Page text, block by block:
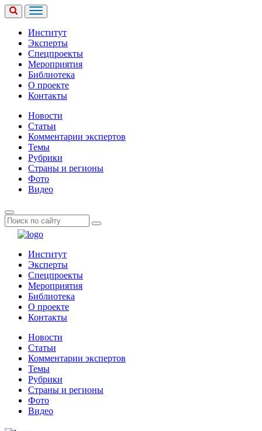
Институт
Эксперты
Спецпроекты
Мероприятия
Библиотека
О проекте
Контакты
Новости
Статьи
Комментарии экспертов
Темы
Рубрики
Страны и регионы
Фото
Видео
Институт
Эксперты
Спецпроекты
Мероприятия
Библиотека
О проекте
Контакты
Новости
Статьи
Комментарии экспертов
Темы
Рубрики
Страны и регионы
Фото
Видео